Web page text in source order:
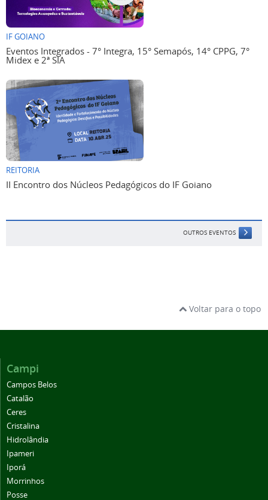
IF GOIANO
Eventos Integrados - 7° Integra, 15° Semapós, 14° CPPG, 7°
Midex e 2ª SIA
REITORIA
II Encontro dos Núcleos Pedagógicos do IF Goiano
OUTROS EVENTOS
Voltar para o topo
Campi
Campos Belos
Catalão
Ceres
Cristalina
Hidrolândia
Ipameri
Iporá
Morrinhos
Posse